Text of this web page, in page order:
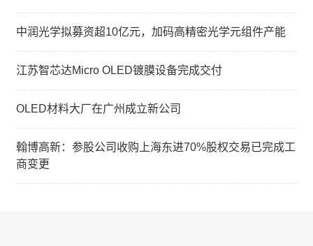
中润光学拟募资超10亿元，加码高精密光学元组件产能
江苏智芯达Micro OLED镀膜设备完成交付
OLED材料大厂在广州成立新公司
翰博高新：参股公司收购上海东进70%股权交易已完成工
商变更